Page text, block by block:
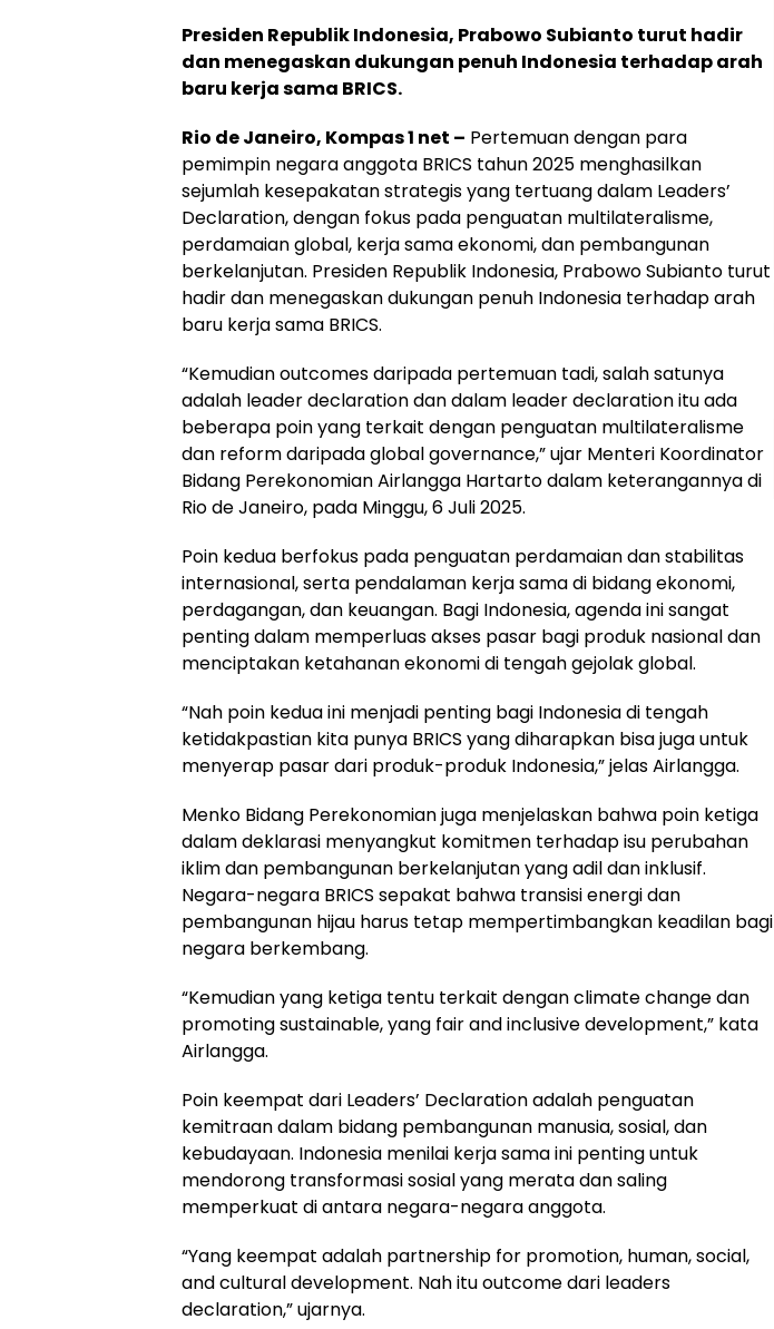
Presiden Republik Indonesia, Prabowo Subianto turut hadir
dan menegaskan dukungan penuh Indonesia terhadap arah
baru kerja sama BRICS.
Rio de Janeiro, Kompas 1 net – Pertemuan dengan para
pemimpin negara anggota BRICS tahun 2025 menghasilkan
sejumlah kesepakatan strategis yang tertuang dalam Leaders’
Declaration, dengan fokus pada penguatan multilateralisme,
perdamaian global, kerja sama ekonomi, dan pembangunan
berkelanjutan. Presiden Republik Indonesia, Prabowo Subianto turut
hadir dan menegaskan dukungan penuh Indonesia terhadap arah
baru kerja sama BRICS.
“Kemudian outcomes daripada pertemuan tadi, salah satunya
adalah leader declaration dan dalam leader declaration itu ada
beberapa poin yang terkait dengan penguatan multilateralisme
dan reform daripada global governance,” ujar Menteri Koordinator
Bidang Perekonomian Airlangga Hartarto dalam keterangannya di
Rio de Janeiro, pada Minggu, 6 Juli 2025.
Poin kedua berfokus pada penguatan perdamaian dan stabilitas
internasional, serta pendalaman kerja sama di bidang ekonomi,
perdagangan, dan keuangan. Bagi Indonesia, agenda ini sangat
penting dalam memperluas akses pasar bagi produk nasional dan
menciptakan ketahanan ekonomi di tengah gejolak global.
“Nah poin kedua ini menjadi penting bagi Indonesia di tengah
ketidakpastian kita punya BRICS yang diharapkan bisa juga untuk
menyerap pasar dari produk-produk Indonesia,” jelas Airlangga.
Menko Bidang Perekonomian juga menjelaskan bahwa poin ketiga
dalam deklarasi menyangkut komitmen terhadap isu perubahan
iklim dan pembangunan berkelanjutan yang adil dan inklusif.
Negara-negara BRICS sepakat bahwa transisi energi dan
pembangunan hijau harus tetap mempertimbangkan keadilan bagi
negara berkembang.
“Kemudian yang ketiga tentu terkait dengan climate change dan
promoting sustainable, yang fair and inclusive development,” kata
Airlangga.
Poin keempat dari Leaders’ Declaration adalah penguatan
kemitraan dalam bidang pembangunan manusia, sosial, dan
kebudayaan. Indonesia menilai kerja sama ini penting untuk
mendorong transformasi sosial yang merata dan saling
memperkuat di antara negara-negara anggota.
“Yang keempat adalah partnership for promotion, human, social,
and cultural development. Nah itu outcome dari leaders
declaration,” ujarnya.